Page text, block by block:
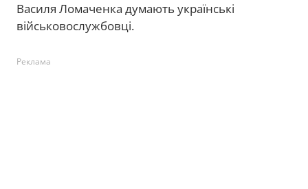
Василя Ломаченка думають українські
військовослужбовці.
Реклама